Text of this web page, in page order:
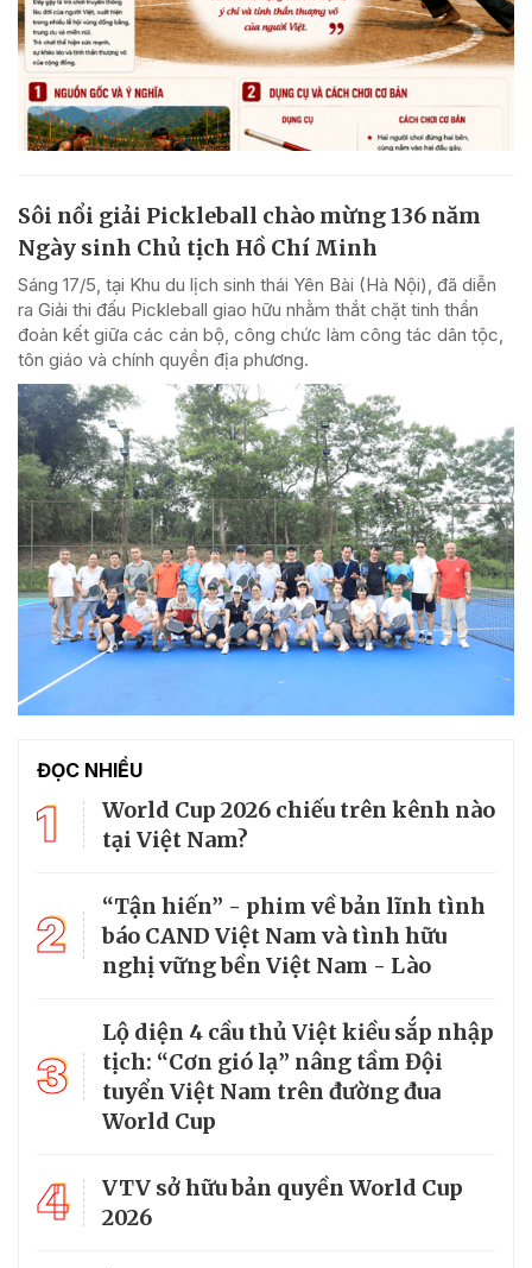
Sôi nổi giải Pickleball chào mừng 136 năm
Ngày sinh Chủ tịch Hồ Chí Minh
Sáng 17/5, tại Khu du lịch sinh thái Yên Bài (Hà Nội), đã diễn
ra Giải thi đấu Pickleball giao hữu nhằm thắt chặt tinh thần
đoàn kết giữa các cán bộ, công chức làm công tác dân tộc,
tôn giáo và chính quyền địa phương.
ĐỌC NHIỀU
1
World Cup 2026 chiếu trên kênh nào
tại Việt Nam?
2
“Tận hiến” - phim về bản lĩnh tình
báo CAND Việt Nam và tình hữu
nghị vững bền Việt Nam - Lào
3
Lộ diện 4 cầu thủ Việt kiều sắp nhập
tịch: “Cơn gió lạ” nâng tầm Đội
tuyển Việt Nam trên đường đua
World Cup
4
VTV sở hữu bản quyền World Cup
2026